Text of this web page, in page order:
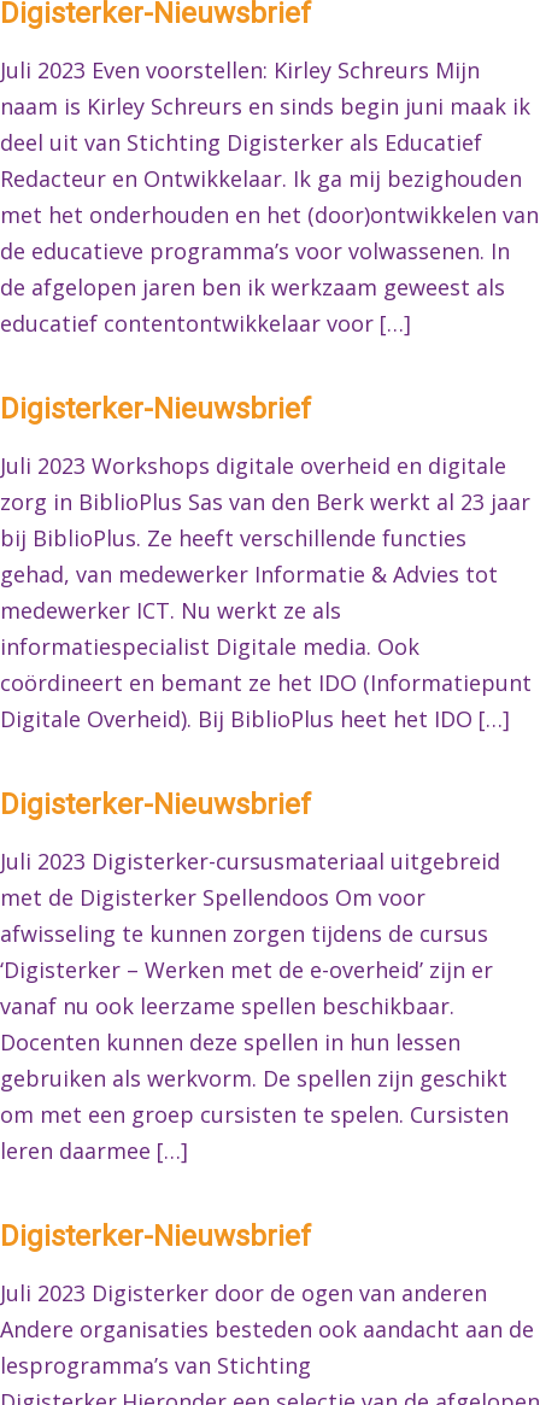
Digisterker-Nieuwsbrief
Juli 2023 Even voorstellen: Kirley Schreurs Mijn
naam is Kirley Schreurs en sinds begin juni maak ik
deel uit van Stichting Digisterker als Educatief
Redacteur en Ontwikkelaar. Ik ga mij bezighouden
met het onderhouden en het (door)ontwikkelen van
de educatieve programma’s voor volwassenen. In
de afgelopen jaren ben ik werkzaam geweest als
educatief contentontwikkelaar voor […]
Digisterker-Nieuwsbrief
Juli 2023 Workshops digitale overheid en digitale
zorg in BiblioPlus Sas van den Berk werkt al 23 jaar
bij BiblioPlus. Ze heeft verschillende functies
gehad, van medewerker Informatie & Advies tot
medewerker ICT. Nu werkt ze als
informatiespecialist Digitale media. Ook
coördineert en bemant ze het IDO (Informatiepunt
Digitale Overheid). Bij BiblioPlus heet het IDO […]
Digisterker-Nieuwsbrief
Juli 2023 Digisterker-cursusmateriaal uitgebreid
met de Digisterker Spellendoos Om voor
afwisseling te kunnen zorgen tijdens de cursus
‘Digisterker – Werken met de e-overheid’ zijn er
vanaf nu ook leerzame spellen beschikbaar.
Docenten kunnen deze spellen in hun lessen
gebruiken als werkvorm. De spellen zijn geschikt
om met een groep cursisten te spelen. Cursisten
leren daarmee […]
Digisterker-Nieuwsbrief
Juli 2023 Digisterker door de ogen van anderen
Andere organisaties besteden ook aandacht aan de
lesprogramma’s van Stichting